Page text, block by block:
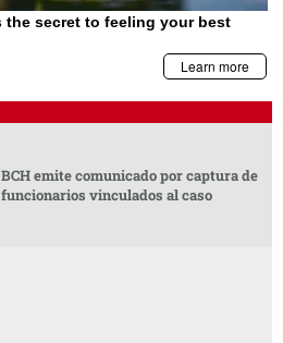
BCH emite comunicado por captura de
funcionarios vinculados al caso